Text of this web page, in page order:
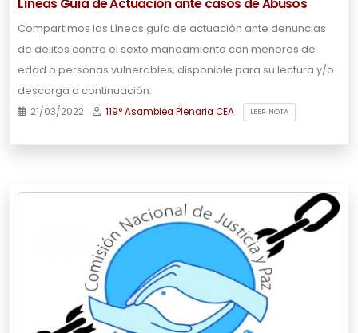
Compartimos las Líneas guía de actuación ante denuncias
de delitos contra el sexto mandamiento con menores de
edad o personas vulnerables, disponible para su lectura y/o
descarga a continuación:
21/03/2022 119° Asamblea Plenaria CEA LEER NOTA